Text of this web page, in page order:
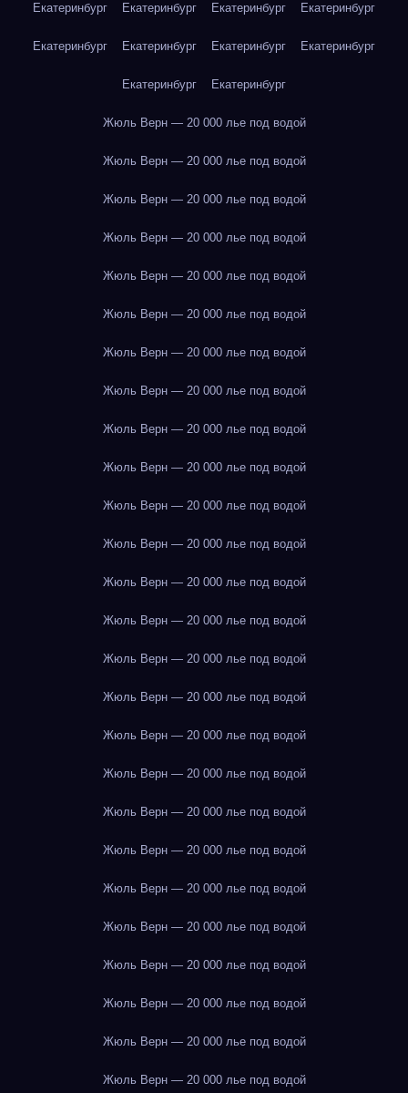
Екатеринбург Екатеринбург Екатеринбург Екатеринбург
Екатеринбург Екатеринбург Екатеринбург Екатеринбург
Екатеринбург Екатеринбург
Жюль Верн — 20 000 лье под водой
Жюль Верн — 20 000 лье под водой
Жюль Верн — 20 000 лье под водой
Жюль Верн — 20 000 лье под водой
Жюль Верн — 20 000 лье под водой
Жюль Верн — 20 000 лье под водой
Жюль Верн — 20 000 лье под водой
Жюль Верн — 20 000 лье под водой
Жюль Верн — 20 000 лье под водой
Жюль Верн — 20 000 лье под водой
Жюль Верн — 20 000 лье под водой
Жюль Верн — 20 000 лье под водой
Жюль Верн — 20 000 лье под водой
Жюль Верн — 20 000 лье под водой
Жюль Верн — 20 000 лье под водой
Жюль Верн — 20 000 лье под водой
Жюль Верн — 20 000 лье под водой
Жюль Верн — 20 000 лье под водой
Жюль Верн — 20 000 лье под водой
Жюль Верн — 20 000 лье под водой
Жюль Верн — 20 000 лье под водой
Жюль Верн — 20 000 лье под водой
Жюль Верн — 20 000 лье под водой
Жюль Верн — 20 000 лье под водой
Жюль Верн — 20 000 лье под водой
Жюль Верн — 20 000 лье под водой